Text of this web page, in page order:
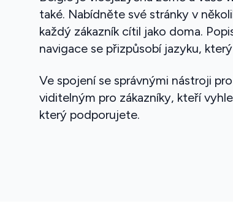
také. Nabídněte své stránky v
každý zákazník cítil jako doma.
navigace se přizpůsobí jazyku,
Ve spojení se správnými nástroji
viditelným pro zákazníky, kteří
který podporujete.